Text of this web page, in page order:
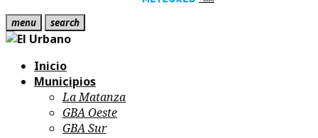
menu search
Inicio
Municipios
La Matanza
GBA Oeste
GBA Sur